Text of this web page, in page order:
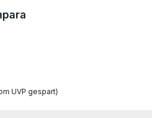
UVP gespart)